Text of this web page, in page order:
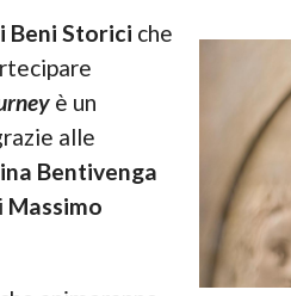
Beni Storici che
è un
alle
Bentivenga
Massimo